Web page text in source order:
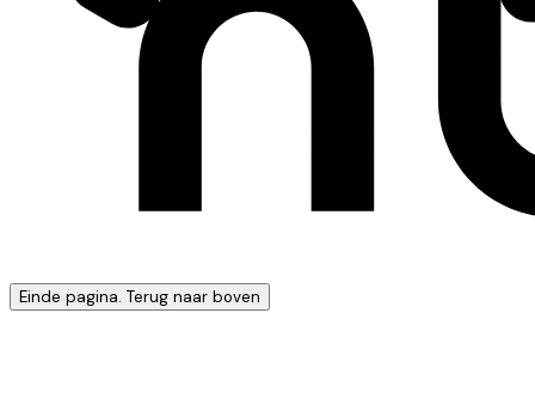
Einde pagina. Terug naar boven